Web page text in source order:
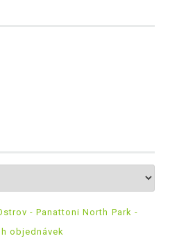
- Panattoni North Park -
objednávek